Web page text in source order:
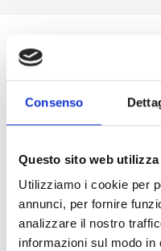
Consenso
Questo sito web
Utilizziamo i cookie per
annunci, per fornire
analizzare il nostro
informazioni sul modo
Description